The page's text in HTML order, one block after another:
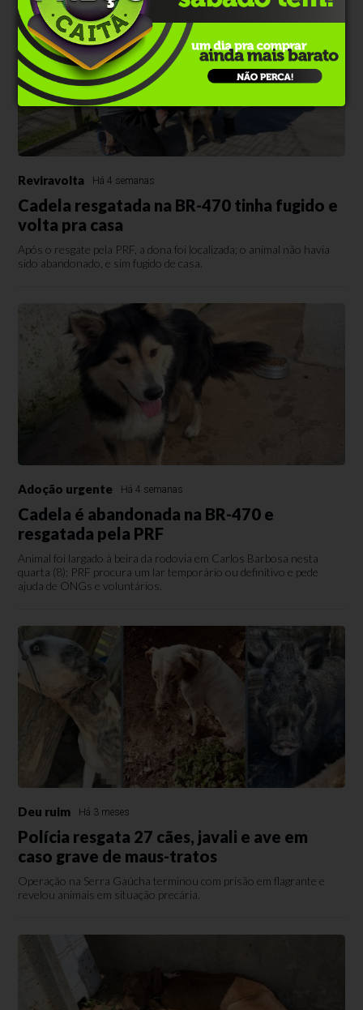
Reviravolta Há 4 semanas
Cadela resgatada na BR-470 tinha fugido e
volta pra casa
Após o resgate pela PRF, a dona foi localizada; o animal não havia
sido abandonado, e sim fugido de casa.
Adoção urgente Há 4 semanas
Cadela é abandonada na BR-470 e
resgatada pela PRF
Animal foi largado à beira da rodovia em Carlos Barbosa nesta
quarta (8); PRF procura um lar temporário ou definitivo e pede
ajuda de ONGs e voluntários.
Deu ruim Há 3 meses
Polícia resgata 27 cães, javali e ave em
caso grave de maus-tratos
Operação na Serra Gaúcha terminou com prisão em flagrante e
revelou animais em situação precária.